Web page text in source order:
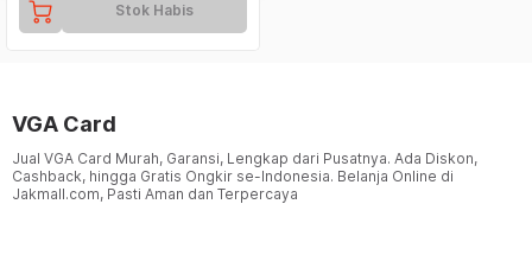
Stok Habis
VGA Card
Jual VGA Card Murah, Garansi, Lengkap dari Pusatnya. Ada Diskon,
Cashback, hingga Gratis Ongkir se-Indonesia. Belanja Online di
Jakmall.com, Pasti Aman dan Terpercaya